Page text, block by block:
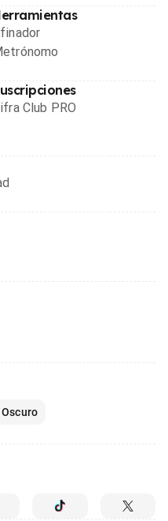
Club PRO
Oscuro